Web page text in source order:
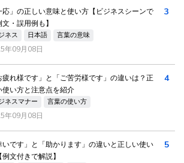
応」の正しい意味と使い方【ビジネスシーンで
・誤用例も】
ネス 日本語 言葉の意味
年09月08日
3
疲れ様です」と「ご苦労様です」の違いは？正
使い方と注意点を紹介
ネスマナー 言葉の使い方
年09月08日
4
いです」と「助かります」の違いと正しい使い
文付きで解説】
5